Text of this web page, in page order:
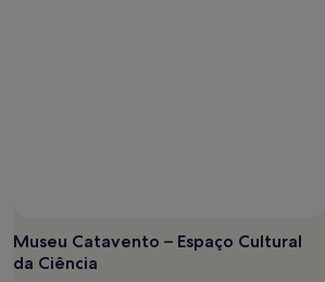
Museu Catavento – Espaço Cultural
da Ciência